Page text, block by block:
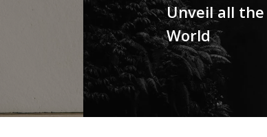
Unveil all
World